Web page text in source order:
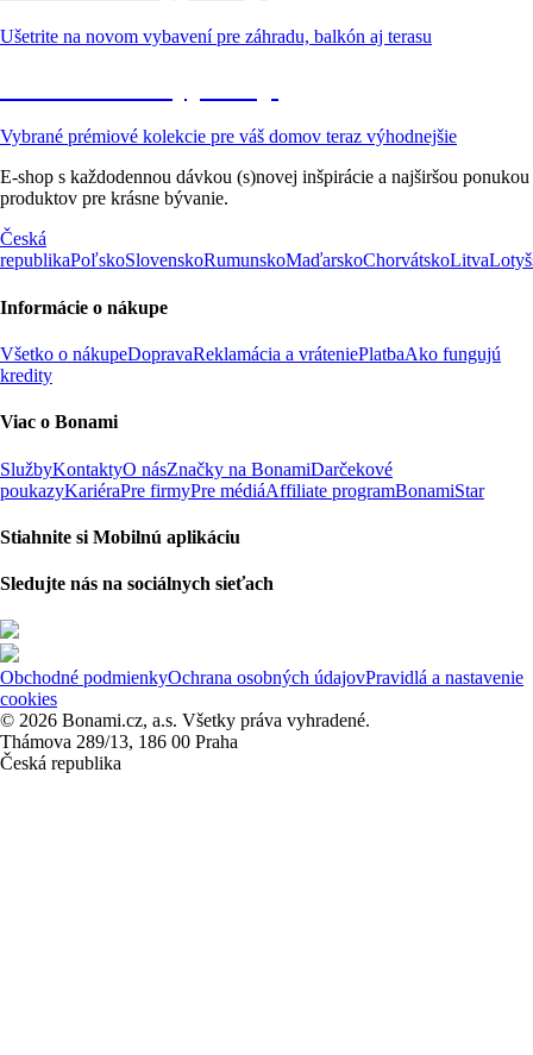
Ušetrite na novom vybavení pre záhradu, balkón aj terasu
Vybrané prémiové kolekcie pre váš domov teraz výhodnejšie
E-shop s každodennou dávkou (s)novej inšpirácie a najširšou ponukou
produktov pre krásne bývanie.
Česká
republikaPoľskoSlovenskoRumunskoMaďarskoChorvátskoLitva
Informácie o nákupe
Všetko o nákupeDopravaReklamácia a vráteniePlatbaAko fungujú
kredity
Viac o Bonami
SlužbyKontaktyO násZnačky na BonamiDarčekové
poukazyKariéraPre firmyPre médiáAffiliate programBonamiStar
Stiahnite si Mobilnú aplikáciu
Sledujte nás na sociálnych sieťach
Obchodné podmienkyOchrana osobných údajovPravidlá a nastavenie
cookies
© 2026 Bonami.cz, a.s. Všetky práva vyhradené.
Thámova 289/13, 186 00 Praha
Česká republika